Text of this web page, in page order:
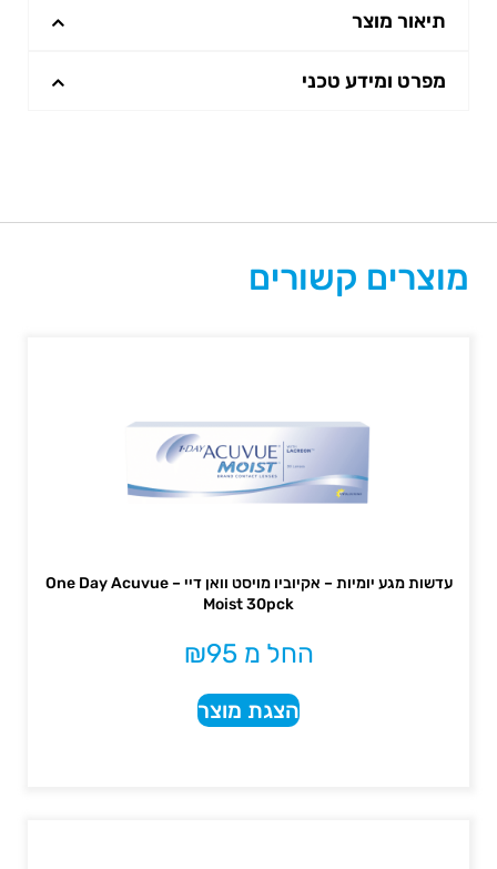
תיאור מוצר
מפרט ומידע טכני
מוצרים קשורים
עדשות מגע יומיות – אקיוביו מויסט וואן דיי – One Day Acuvue
Moist 30pck
החל מ ₪95
הצגת מוצר